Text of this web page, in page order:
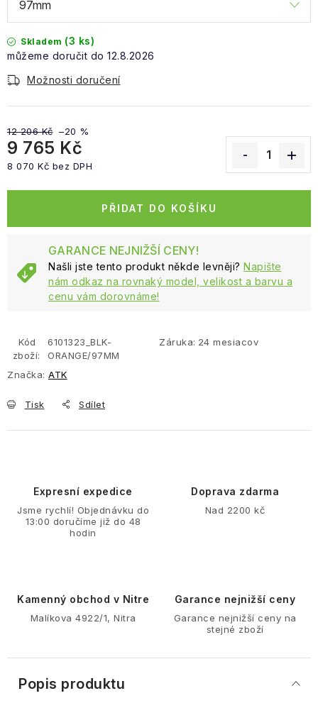
Skladem (3 ks)
12.8.2026
Možnosti doručení
12 206 Kč –20 %
9 765 Kč
8 070 Kč bez DPH
PŘIDAT DO KOŠÍKU
GARANCE NEJNIŽŠÍ CENY!
Našli jste tento produkt někde levněji? Napište
nám odkaz na rovnaký model, velikost a barvu a
cenu vám dorovnáme!
Kód
zboží:
6101323_BLK-
ORANGE/97MM
Záruka: 24 mesiacov
Značka: ATK
Tisk Sdílet
Expresní expedice
Jsme rychlí! Objednávku do
13:00 doručíme již do 48
hodin
Doprava zdarma
Nad 2200 kč
Kamenný obchod v Nitre
Malíkova 4922/1, Nitra
Garance nejnižší ceny
Garance nejnižší ceny na
stejné zboží
Popis produktu